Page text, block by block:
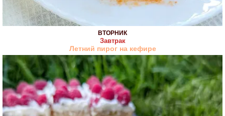
ВТОРНИК
Завтрак
Летний пирог на кефире